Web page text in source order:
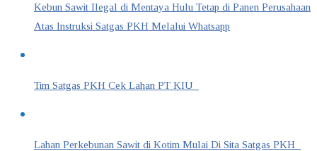
Kebun Sawit Ilegal di Mentaya Hulu Tetap di Panen Perusahaan
Atas Instruksi Satgas PKH Melalui Whatsapp
Tim Satgas PKH Cek Lahan PT KIU
Lahan Perkebunan Sawit di Kotim Mulai Di Sita Satgas PKH